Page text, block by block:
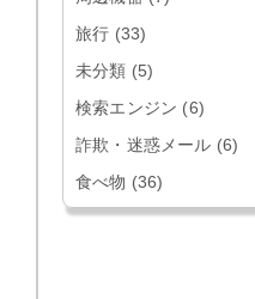
旅行 (33)
未分類 (5)
検索エンジン (6)
詐欺・迷惑メール (6)
食べ物 (36)